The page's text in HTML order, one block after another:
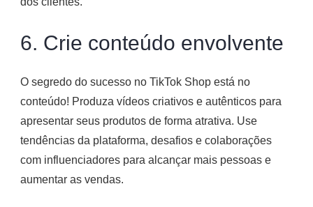
6. Crie conteúdo envolvente
O segredo do sucesso no TikTok Shop está no
conteúdo! Produza vídeos criativos e autênticos para
apresentar seus produtos de forma atrativa. Use
tendências da plataforma, desafios e colaborações
com influenciadores para alcançar mais pessoas e
aumentar as vendas.